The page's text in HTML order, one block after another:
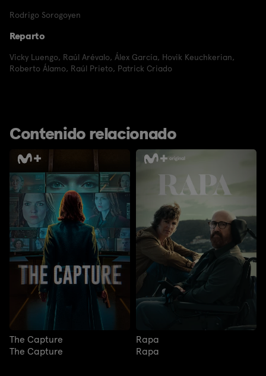
Rodrigo Sorogoyen
Reparto
Vicky Luengo, Raúl Arévalo, Álex García, Hovik Keuchkerian,
Roberto Álamo, Raúl Prieto, Patrick Criado
Contenido relacionado
The Capture
The Capture
Rapa
Rapa